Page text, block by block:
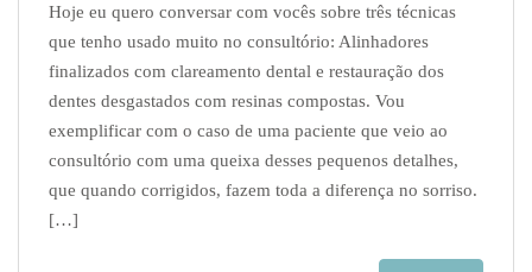
Hoje eu quero conversar com vocês sobre três técnicas
que tenho usado muito no consultório: Alinhadores
finalizados com clareamento dental e restauração dos
dentes desgastados com resinas compostas. Vou
exemplificar com o caso de uma paciente que veio ao
consultório com uma queixa desses pequenos detalhes,
que quando corrigidos, fazem toda a diferença no sorriso.
[…]